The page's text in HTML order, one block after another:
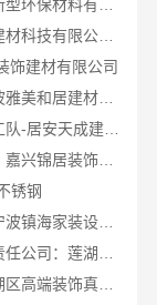
南湖区装修家居专业，嘉兴家美建材科技有限公司品质保障
饰建材有限公司
匠心施工家装施工对接渠道—宁波雅美和居建材科技有限公司
西安莲湖区专业家装平层自有施工队-居安天成建筑工程
秀洲区旧房翻新室内设计哪家好？嘉兴锦居装饰材料有限公司靠谱
锈钢
宁波雅美和居建材科技有限公司宁波镇海家装设计合作联系方式
嘉兴锦居装饰材料有限公司，南湖区高端装饰真实评测